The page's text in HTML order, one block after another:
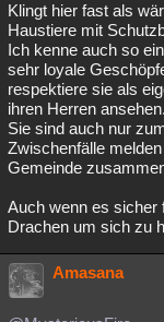
Klingt hier fast als
Haustiere mit
Ich kenne auch so
sehr loyale
respektiere sie als
ihren Herren ansehen.
Sie sind auch nur
Zwischenfälle
Gemeinde
Auch wenn es sicher
Drachen um sich zu
Amasana